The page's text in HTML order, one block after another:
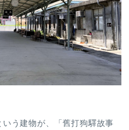
う建物が、「舊打狗驛故事